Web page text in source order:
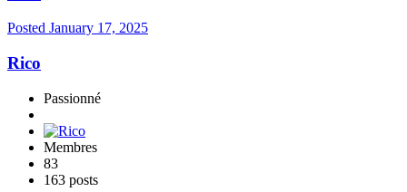
Posted January 17, 2025
Rico
Passionné
Membres
83
163 posts